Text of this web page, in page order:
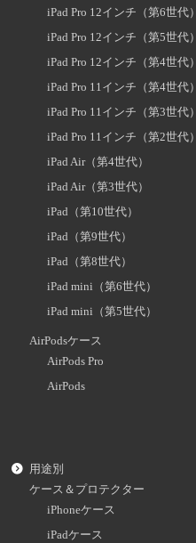
iPad Pro 12インチ（第6世代）
iPad Pro 12インチ（第5世代）
iPad Pro 12インチ（第4世代）
iPad Pro 11インチ（第4世代）
iPad Pro 11インチ（第3世代）
iPad Pro 11インチ（第2世代）
iPad Air（第4世代）
iPad Air（第3世代）
iPad（第10世代）
iPad（第9世代）
iPad（第8世代）
iPad mini（第6世代）
iPad mini（第5世代）
AirPodsケース
AirPods Pro
AirPods
用途別
ケース＆プロテクター
iPhoneケース
iPadケース